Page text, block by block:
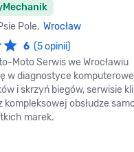
Pole, Wrocław
6 (5 opinii)
Moto Serwis we Wrocławiu
w diagnostyce
i skrzyń biegów, serwisie
kompleksowej obsłudze
marek.